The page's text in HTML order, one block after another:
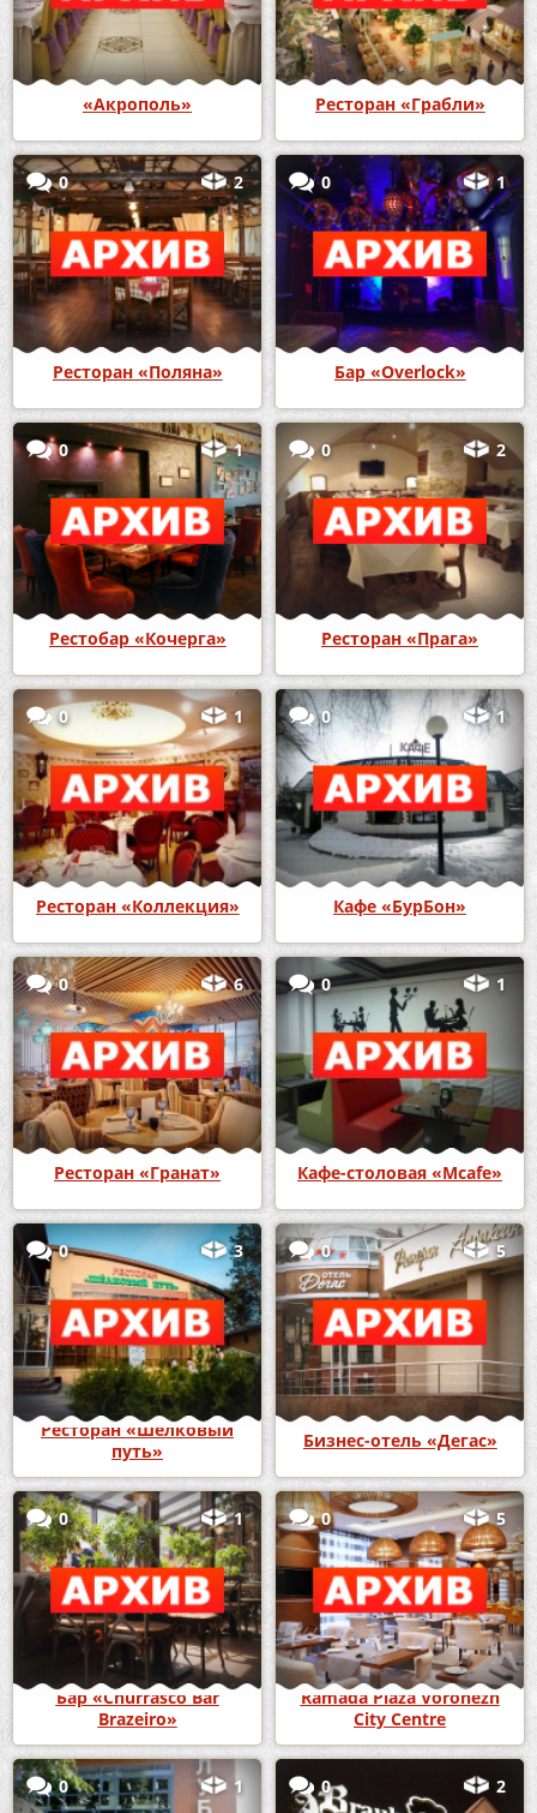
«Акрополь» Ресторан «Грабли»
0 2
Ресторан «Поляна»
0 1
Бар «Overlock»
0 1
Рестобар «Кочерга»
0 2
Ресторан «Прага»
0 1
Ресторан «Коллекция»
0 1
Кафе «БурБон»
0 6
Ресторан «Гранат»
0 1
Кафе-столовая «Mcafe»
0 3
Ресторан «Шелковый
путь»
0 5
Бизнес-отель «Дегас»
0 1
Бар «Churrasco Bar
Brazeiro»
0 5
Ramada Plaza Voronezh
City Centre
0 1 0 2